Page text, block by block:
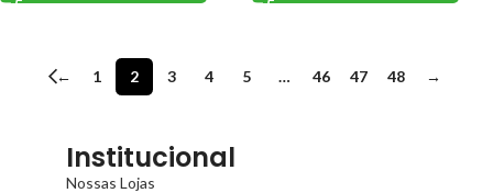
← 1 2 3 4 5 … 46 47 48 →
Institucional
Nossas Lojas